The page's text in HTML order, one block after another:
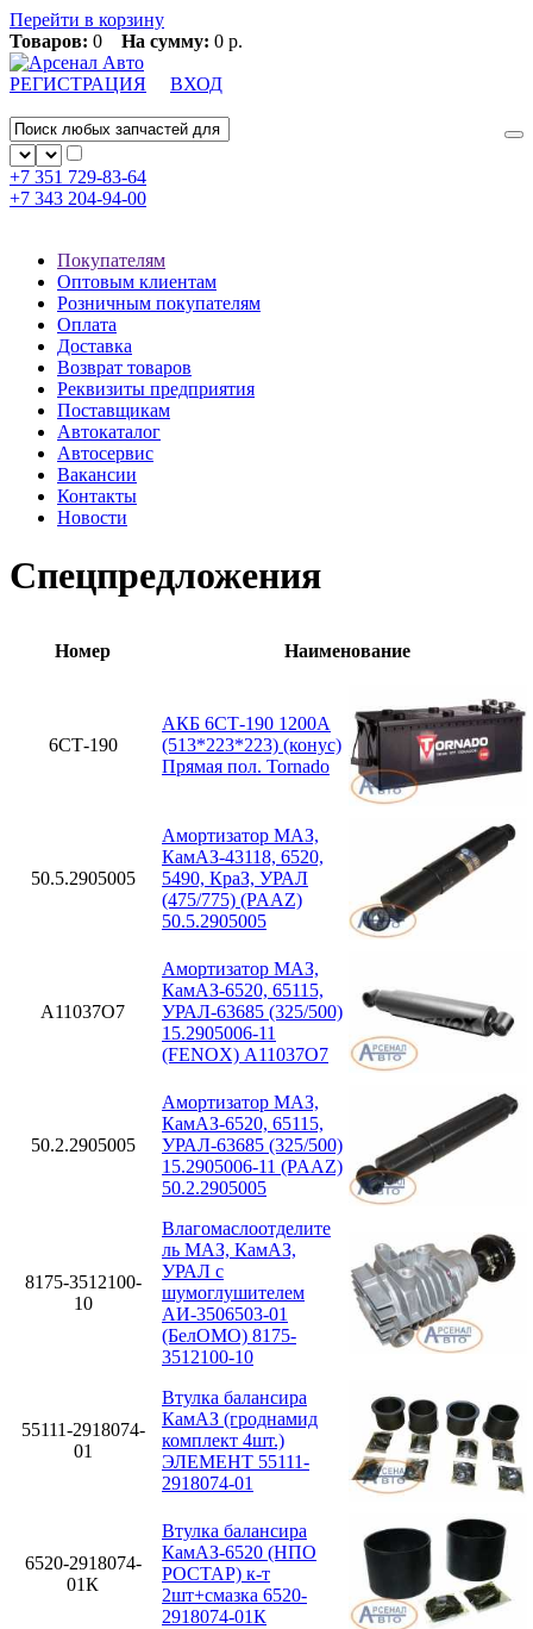
Перейти в корзину
Товаров: 0 На сумму: 0 р.
РЕГИСТРАЦИЯ ВХОД
+7 351 729-83-64
+7 343 204-94-00
Покупателям
Оптовым клиентам
Розничным покупателям
Оплата
Доставка
Возврат товаров
Реквизиты предприятия
Поставщикам
Автокаталог
Автосервис
Вакансии
Контакты
Новости
Спецпредложения
Номер Наименование
6СТ-190
АКБ 6СТ-190 1200А
(513*223*223) (конус)
Прямая пол. Tornado
50.5.2905005
Амортизатор МАЗ,
КамАЗ-43118, 6520,
5490, КраЗ, УРАЛ
(475/775) (PAAZ)
50.5.2905005
A11037O7
Амортизатор МАЗ,
КамАЗ-6520, 65115,
УРАЛ-63685 (325/500)
15.2905006-11
(FENOX) A11037O7
50.2.2905005
Амортизатор МАЗ,
КамАЗ-6520, 65115,
УРАЛ-63685 (325/500)
15.2905006-11 (PAAZ)
50.2.2905005
8175-3512100-
10
Влагомаслоотделите
ль МАЗ, КамАЗ,
УРАЛ с
шумоглушителем
АИ-3506503-01
(БелОМО) 8175-
3512100-10
55111-2918074-
01
Втулка балансира
КамАЗ (гроднамид
комплект 4шт.)
ЭЛЕМЕНТ 55111-
2918074-01
6520-2918074-
01К
Втулка балансира
КамАЗ-6520 (НПО
РОСТАР) к-т
2шт+смазка 6520-
2918074-01К